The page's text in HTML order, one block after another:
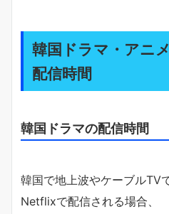
韓国ドラマ・アニ
配信時間
韓国ドラマの配信時間
韓国で地上波やケーブルTV
Netflixで配信される場合、